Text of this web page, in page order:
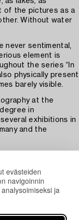
evästeiden
navigoinnin
ja
of the pictures as a
Without water
never sentimental,
element is
the series “In
physically present
barely visible.
at the
in
exhibitions in
and the